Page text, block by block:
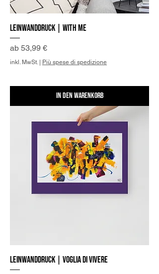
Leinwanddruck | With me
ab 53,99 €
Sale-Preis
inkl. MwSt.| Più spese di spedizione
In den Warenkorb
Leinwanddruck | Voglia di Vivere